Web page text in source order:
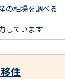
の相場を調べる
しています
住